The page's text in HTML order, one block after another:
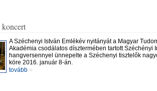
A Széchenyi István Emlékév nyitányát a Magyar
Akadémia csodálatos dísztermében tartott Széchényi
hangversennyel ünnepelte a Széchenyi tisztelők
köre 2016. január 8-án.
tovább »